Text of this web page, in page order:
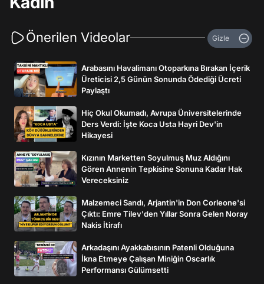
Önerilen Videolar Gizle
Arabasını Havalimanı Otoparkına Bırakan İçerik
Üreticisi 2,5 Günün Sonunda Ödediği Ücreti
Paylaştı
Hiç Okul Okumadı, Avrupa Üniversitelerinde
Ders Verdi: İşte Koca Usta Hayri Dev'in
Hikayesi
Kızının Marketten Soyulmuş Muz Aldığını
Gören Annenin Tepkisine Sonuna Kadar Hak
Vereceksiniz
Malzemeci Sandı, Arjantin'in Don Corleone'si
Çıktı: Emre Tilev'den Yıllar Sonra Gelen Noray
Nakis İtirafı
Arkadaşını Ayakkabısının Patenli Olduğuna
İkna Etmeye Çalışan Miniğin Oscarlık
Performansı Gülümsetti